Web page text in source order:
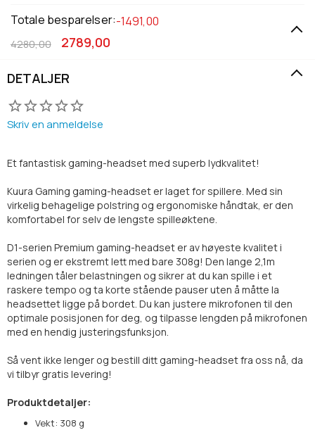
Totale besparelser:-1491,00
2789,00
4280,00
DETALJER
Skriv en anmeldelse
Et fantastisk gaming-headset med superb lydkvalitet!
Kuura Gaming gaming-headset er laget for spillere. Med sin
virkelig behagelige polstring og ergonomiske håndtak, er den
komfortabel for selv de lengste spilleøktene.
D1-serien Premium gaming-headset er av høyeste kvalitet i
serien og er ekstremt lett med bare 308g! Den lange 2,1m
ledningen tåler belastningen og sikrer at du kan spille i et
raskere tempo og ta korte stående pauser uten å måtte la
headsettet ligge på bordet. Du kan justere mikrofonen til den
optimale posisjonen for deg, og tilpasse lengden på mikrofonen
med en hendig justeringsfunksjon.
Så vent ikke lenger og bestill ditt gaming-headset fra oss nå, da
vi tilbyr gratis levering!
Produktdetaljer:
Vekt: 308 g